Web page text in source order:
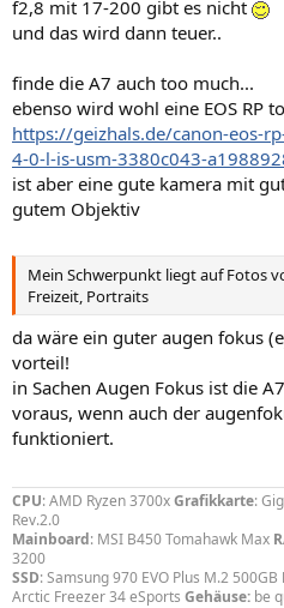
f2,8 mit 17-200 gibt es nicht
und das wird dann teuer..
finde die A7 auch too much...
ebenso wird wohl eine EOS RP
https://geizhals.de/canon-eos-
4-0-l-is-usm-3380c043-
ist aber eine gute kamera mit
gutem Objektiv
Mein Schwerpunkt liegt auf Fotos
Freizeit, Portraits
da wäre ein guter augen fokus
vorteil!
in Sachen Augen Fokus ist die
voraus, wenn auch der
funktioniert.
CPU: AMD Ryzen 3700xGrafikkarte:
Rev.2.0
Mainboard: MSI B450 Tomahawk Max
3200
SSD: Samsung 970 EVO Plus M.2 500GB
Arctic Freezer 34 eSports Gehäuse: be